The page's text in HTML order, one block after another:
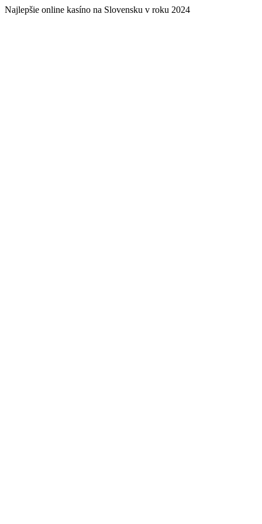
Najlepšie online kasíno na Slovensku v roku 2024